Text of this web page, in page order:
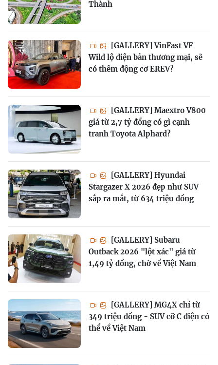
Thành
[GALLERY] VinFast VF
Wild lộ diện bản thương mại, sẽ
có thêm động cơ EREV?
[GALLERY] Maextro V800
giá từ 2,7 tỷ đồng có gì cạnh
tranh Toyota Alphard?
[GALLERY] Hyundai
Stargazer X 2026 đẹp như SUV
sắp ra mắt, từ 634 triệu đồng
[GALLERY] Subaru
Outback 2026 "lột xác" giá từ
1,49 tỷ đồng, chờ về Việt Nam
[GALLERY] MG4X chỉ từ
349 triệu đồng - SUV cỡ C điện có
thể về Việt Nam